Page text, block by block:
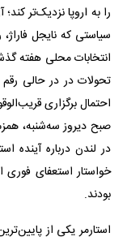
را به اروپا نزدیک‌تر
سیاستی که نایجل
انتخابات محلی هفته
تحولات در در حالی رقم
احتمال برگزاری
صبح دیروز سه‌شنبه،
خواستار استعفای
بودند.
استارمر یکی از